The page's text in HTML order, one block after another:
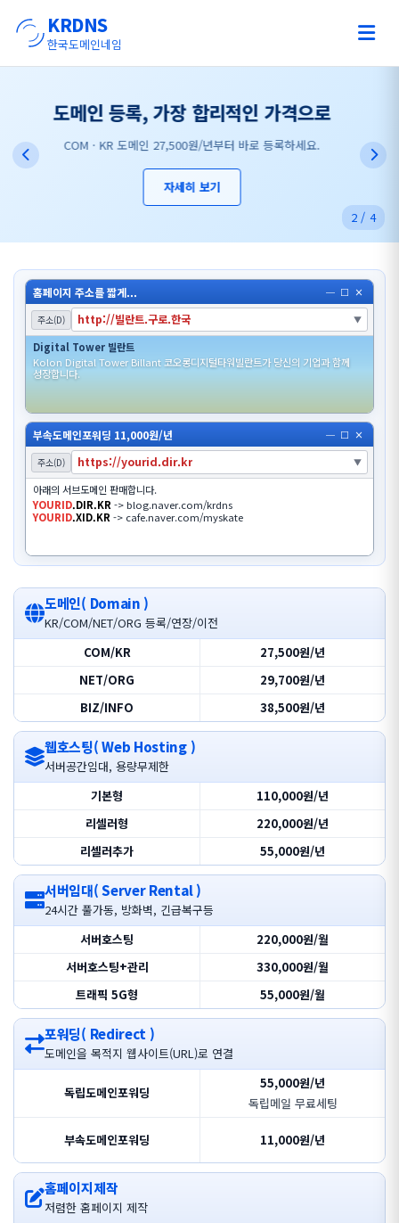
KRDNS
한국도메인네임
웹호스팅, 용량 걱정 없이
서버 공간 임대부터 리셀러형까지, 무제한 용량으로 안정적인 서비스를
하세요.
자세히 보기
2/ 4
홈페이지 주소를 짧게... ─ □ ×
주소(D) http://빌란트.구로.한국 ▼
Digital Tower 빌란트
Kolon Digital Tower Billant 코오롱디지털타워빌란트가 당신의 기업과 함께
성장합니다.
부속도메인포워딩 11,000원/년 ─ □ ×
주소(D) https://yourid.dir.kr ▼
아래의 서브도메인 판매합니다.
YOURID.DIR.KR -> blog.naver.com/krdns
YOURID.XID.KR -> cafe.naver.com/myskate
도메인( Domain )
KR/COM/NET/ORG 등록/연장/이전
COM/KR
27,500원/년
NET/ORG
29,700원/년
BIZ/INFO
38,500원/년
웹호스팅( Web Hosting )
서버공간임대, 용량무제한
기본형
110,000원/년
리셀러형
220,000원/년
리셀러추가
55,000원/년
서버임대( Server Rental )
24시간 풀가동, 방화벽, 긴급복구등
서버호스팅
220,000원/월
서버호스팅+관리
330,000원/월
트래픽 5G형
55,000원/월
포워딩( Redirect )
도메인을 목적지 웹사이트(URL)로 연결
독립도메인포워딩
55,000원/년
독립메일 무료세팅
부속도메인포워딩 11,000원/년
홈페이지제작
저렴한 홈페이지 제작